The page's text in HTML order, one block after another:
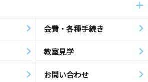
会費・各種手続き
教室見学
お問い合わせ